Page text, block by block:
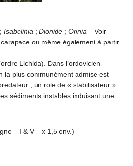
; Isabelinia ; Dionide ; Onnia – Voir
ou même également à partir
Lichida). Dans l’ordovicien
la plus communément admise est
; un rôle de « stabilisateur »
sédiments instables induisant une
– I & V – x 1,5 env.)